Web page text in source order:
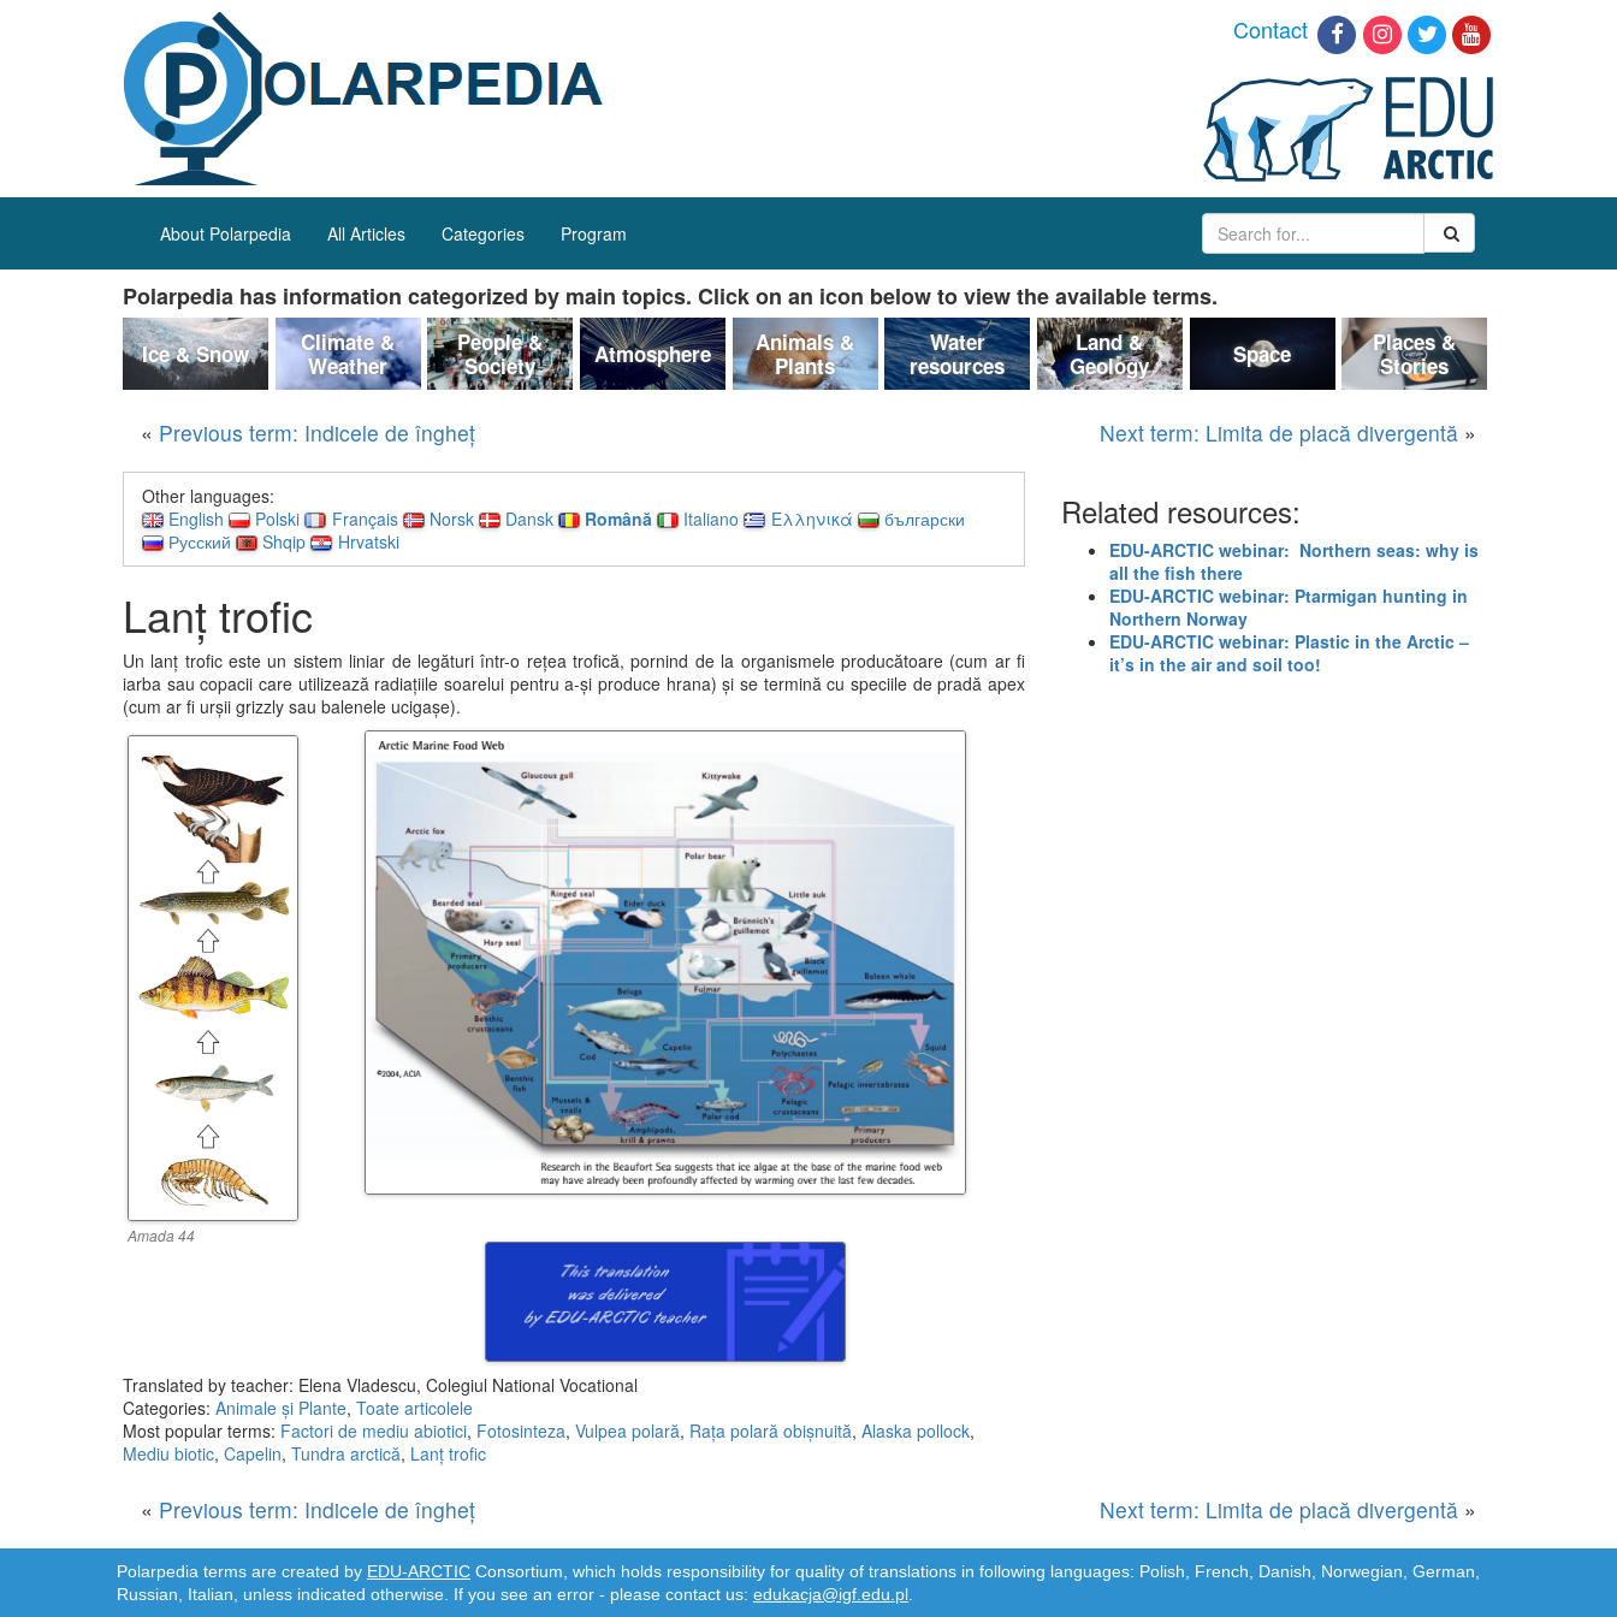
Contact
About Polarpedia All Articles Categories Program
Polarpedia has information categorized by main topics. Click on an icon below to view the available terms.
Ice & Snow
Climate &
Weather
People &
Society
Atmosphere
Animals &
Plants
Water
resources
Land &
Geology
Space
Places &
Stories
« Previous term: Indicele de îngheț Next term: Limita de placă divergentă »
Other languages:
English
Polski Français Norsk Dansk Română Italiano Ελληνικά
български
Русский
Shqip Hrvatski
Lanț trofic
Un lanț trofic este un sistem liniar de legături într-o rețea trofică, pornind de la organismele producătoare (cum ar fi
iarba sau copacii care utilizează radiațiile soarelui pentru a-și produce hrana) și se termină cu speciile de pradă apex
(cum ar fi urșii grizzly sau balenele ucigașe).
Amada 44
Translated by teacher: Elena Vladescu, Colegiul National Vocational
Categories: Animale și Plante, Toate articolele
Most popular terms: Factori de mediu abiotici, Fotosinteza, Vulpea polară, Rața polară obișnuită, Alaska pollock,
Mediu biotic, Capelin, Tundra arctică, Lanț trofic
Related resources:
EDU-ARCTIC webinar: Northern seas: why is
all the fish there
EDU-ARCTIC webinar: Ptarmigan hunting in
Northern Norway
EDU-ARCTIC webinar: Plastic in the Arctic –
it’s in the air and soil too!
« Previous term: Indicele de îngheț Next term: Limita de placă divergentă »
Polarpedia terms are created by EDU-ARCTIC Consortium, which holds responsibility for quality of translations in following languages: Polish, French, Danish, Norwegian, German,
Russian, Italian, unless indicated otherwise. If you see an error - please contact us: edukacja@igf.edu.pl